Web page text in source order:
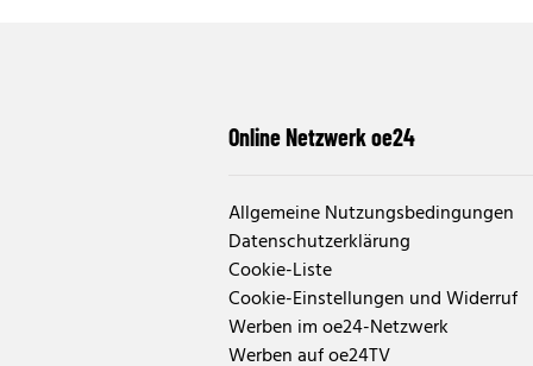
Online Netzwerk oe24
Allgemeine Nutzungsbedingungen
Datenschutzerklärung
Cookie-Liste
Cookie-Einstellungen und Widerruf
Werben im oe24-Netzwerk
Werben auf oe24TV